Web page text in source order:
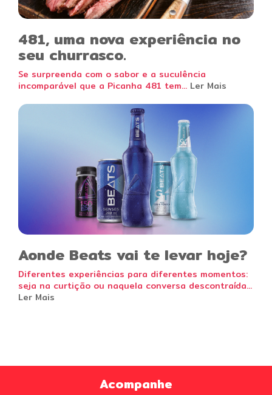
481, uma nova experiência no
seu churrasco.
Se surpreenda com o sabor e a suculência
incomparável que a Picanha 481 tem... Ler Mais
Aonde Beats vai te levar hoje?
Diferentes experiências para diferentes momentos:
seja na curtição ou naquela conversa descontraída...
Ler Mais
Acompanhe